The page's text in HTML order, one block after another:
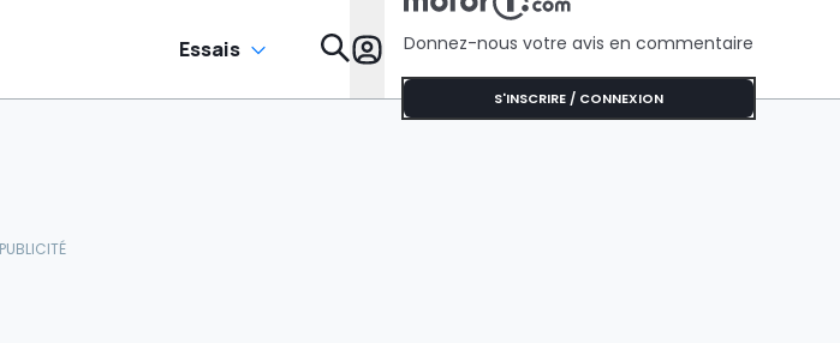
Essais Donnez-nous votre avis en commentaire
S'INSCRIRE / CONNEXION